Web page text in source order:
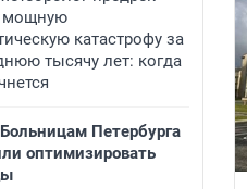
мощную
катастрофу за
тысячу лет: когда
Больницам Петербурга
оптимизировать